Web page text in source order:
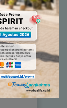
Sakit di